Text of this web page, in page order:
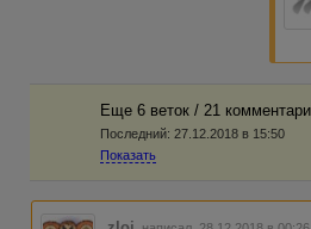
Еще 6 веток / 21
Последний: 27.12.2018 в 15:50
Показать